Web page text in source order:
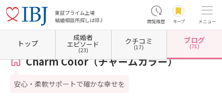
東証プライム上場
結婚相談所探しはIBJ
閲覧履歴 キープ メニュー
ホーム 東京都の結婚相談所 東京都江戸川区 Charm Color（チャームカラー）
Charm Color（チャームカラー）
安心・柔軟サポートで確かな幸せを
トップ
成婚者
エピソード
(23)
クチコミ
(17)
ブログ
(71)